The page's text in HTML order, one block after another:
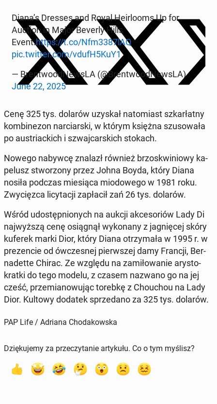
Diana’s Dresses and Royal He­ir­lo­oms Up for
Auction in Major Beverly Hills
Event.https://t.co/Nfm3387lAQ
pic.twitter.com/vdufH5KuY1
— Bren­two­od­New­sLA (@Bren­two­od­New­sLA)
June 22, 2025
Cenę 325 tys. dolarów uzyskał na­to­miast szkar­łat­ny
kom­bi­ne­zon nar­ciar­ski, w którym księżna szu­so­wa­ła
po au­striac­kich i szwaj­car­skich stokach.
Nowego nabywcę znalazł również brzo­skwi­nio­wy ka­
pe­lusz stwo­rzo­ny przez Johna Boyda, który Diana
nosiła podczas mie­sią­ca mio­do­we­go w 1981 roku.
Zwy­cięz­ca li­cy­ta­cji za­pła­cił zań 26 tys. dolarów.
Wśród udo­stęp­nio­nych na aukcji ak­ce­so­riów Lady Di
naj­wyż­szą cenę osią­gnął wy­ko­na­ny z ja­gnię­cej skóry
kuferek marki Dior, który Diana otrzy­ma­ła w 1995 r. w
pre­zen­cie od ów­cze­snej pierw­szej damy Francji, Ber­
na­det­te Chirac. Ze względu na za­mi­ło­wa­nie ary­sto­
krat­ki do tego modelu, z czasem nazwano go na jej
cześć, prze­mia­no­wu­jąc torebkę z Cho­uchou na Lady
Dior. Kultowy dodatek sprze­da­no za 325 tys. dolarów.
PAP Life / Adriana Chodakowska
Dziękujemy za przeczytanie artykułu. Co o tym myślisz?